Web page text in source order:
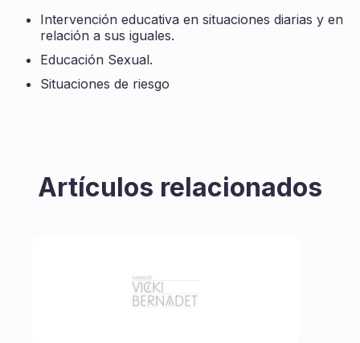
Intervención educativa en situaciones diarias y en
relación a sus iguales.
Educación Sexual.
Situaciones de riesgo
Artículos relacionados